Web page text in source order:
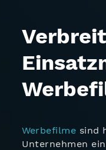
Werbefilme sind
Unternehmen